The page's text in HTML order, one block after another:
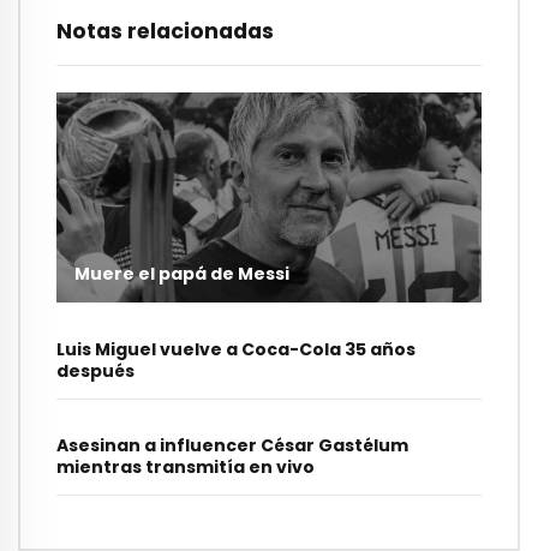
Notas relacionadas
Muere el papá de Messi
Luis Miguel vuelve a Coca-Cola 35 años
después
Asesinan a influencer César Gastélum
mientras transmitía en vivo